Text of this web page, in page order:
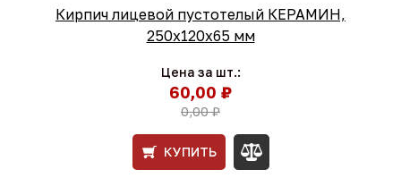
Кирпич лицевой пустотелый КЕРАМИН,
250х120х65 мм
Цена за шт.:
60,00 ₽
0,00 ₽
КУПИТЬ